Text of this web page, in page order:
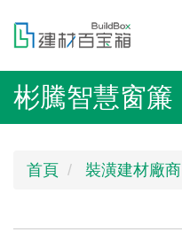
內彬騰智慧窗簾
首頁 裝潢建材廠商